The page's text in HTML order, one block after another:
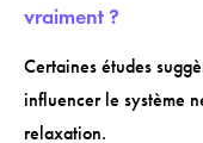
vraiment ?
Certaines études
influencer le système
relaxation.